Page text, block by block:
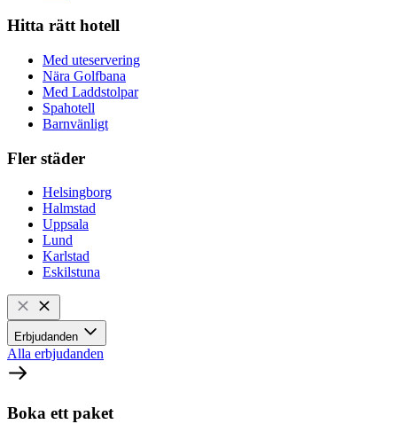
Hitta rätt hotell
Med uteservering
Nära Golfbana
Med Laddstolpar
Spahotell
Barnvänligt
Fler städer
Helsingborg
Halmstad
Uppsala
Lund
Karlstad
Eskilstuna
Erbjudanden
Alla erbjudanden
Boka ett paket